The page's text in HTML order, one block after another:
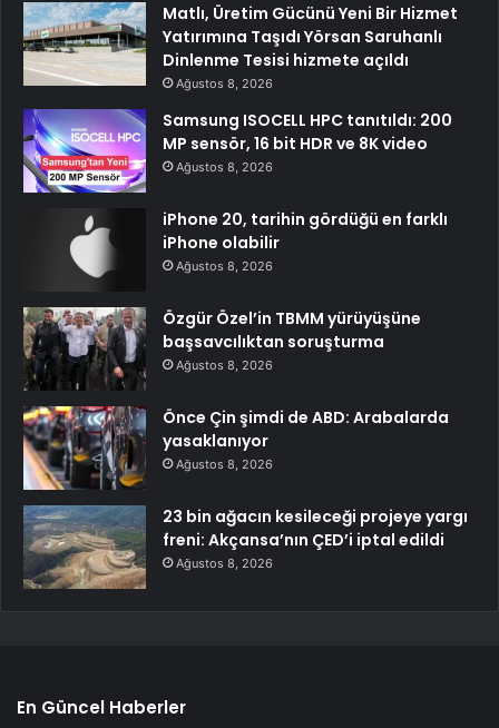
Matlı, Üretim Gücünü Yeni Bir Hizmet
Yatırımına Taşıdı Yörsan Saruhanlı
Dinlenme Tesisi hizmete açıldı
Ağustos 8, 2026
Samsung ISOCELL HPC tanıtıldı: 200
MP sensör, 16 bit HDR ve 8K video
Ağustos 8, 2026
iPhone 20, tarihin gördüğü en farklı
iPhone olabilir
Ağustos 8, 2026
Özgür Özel’in TBMM yürüyüşüne
başsavcılıktan soruşturma
Ağustos 8, 2026
Önce Çin şimdi de ABD: Arabalarda
yasaklanıyor
Ağustos 8, 2026
23 bin ağacın kesileceği projeye yargı
freni: Akçansa’nın ÇED’i iptal edildi
Ağustos 8, 2026
En Güncel Haberler